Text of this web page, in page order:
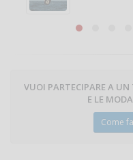
Michele
VUOI PARTECIPARE A
E LE
Come